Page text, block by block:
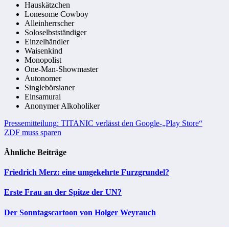
Hauskätzchen
Lonesome Cowboy
Alleinherrscher
Soloselbstständiger
Einzelhändler
Waisenkind
Monopolist
One-Man-Showmaster
Autonomer
Singlebörsianer
Einsamurai
Anonymer Alkoholiker
Beitragsnavigation
Pressemitteilung: TITANIC verlässt den Google-„Play Store“
ZDF muss sparen
Ähnliche Beiträge
Friedrich Merz: eine umgekehrte Furzgrundel?
Erste Frau an der Spitze der UN?
Der Sonntagscartoon von Holger Weyrauch